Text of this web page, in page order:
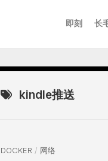
即刻 长
kindle推送
DOCKER / 网络